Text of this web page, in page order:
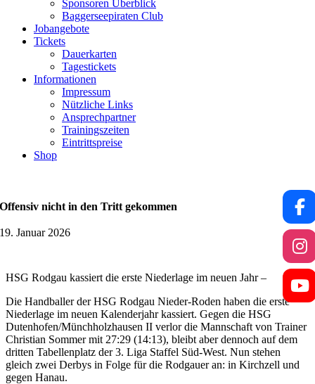
Sponsoren Überblick
Baggerseepiraten Club
Jobangebote
Tickets
Dauerkarten
Tagestickets
Informationen
Impressum
Nützliche Links
Ansprechpartner
Trainingszeiten
Eintrittspreise
Shop
Offensiv nicht in den Tritt gekommen
19. Januar 2026
HSG Rodgau kassiert die erste Niederlage im neuen Jahr –
Die Handballer der HSG Rodgau Nieder-Roden haben die erste
Niederlage im neuen Kalenderjahr kassiert. Gegen die HSG
Dutenhofen/Münchholzhausen II verlor die Mannschaft von Trainer
Christian Sommer mit 27:29 (14:13), bleibt aber dennoch auf dem
dritten Tabellenplatz der 3. Liga Staffel Süd-West. Nun stehen
gleich zwei Derbys in Folge für die Rodgauer an: in Kirchzell und
gegen Hanau.